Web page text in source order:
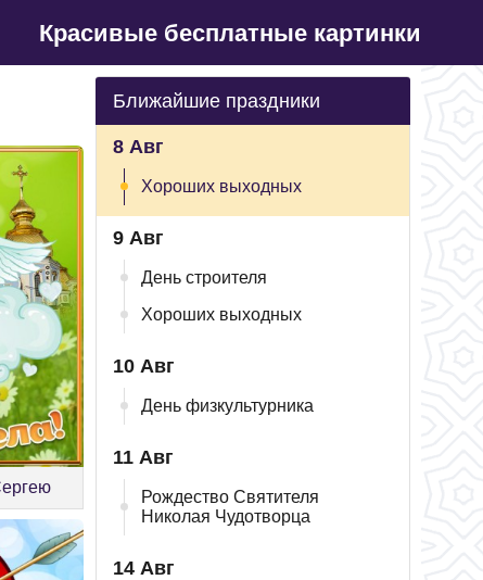
Красивые бесплатные картинки
Ближайшие праздники
8 Авг
Хороших выходных
9 Авг
День строителя
Хороших выходных
10 Авг
День физкультурника
11 Авг
Рождество Святителя
Николая Чудотворца
14 Авг